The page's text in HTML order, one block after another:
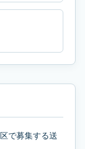
で募集する送